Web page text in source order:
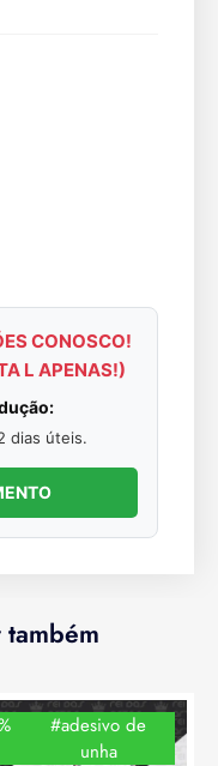
CONOSCO!
L APENAS!)
dias úteis.
#adesivo de
unha